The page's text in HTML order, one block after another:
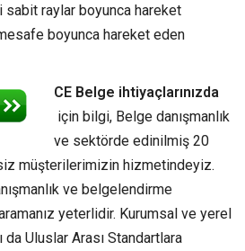
sabit raylar boyunca hareket
boyunca hareket eden
CE Belge ihtiyaçlarınızda
için bilgi, Belge danışmanlık
ve sektörde edinilmiş 20
müşterilerimizin hizmetindeyiz.
ve belgelendirme
yeterlidir. Kurumsal ve yerel
Uluslar Arası Standartlara